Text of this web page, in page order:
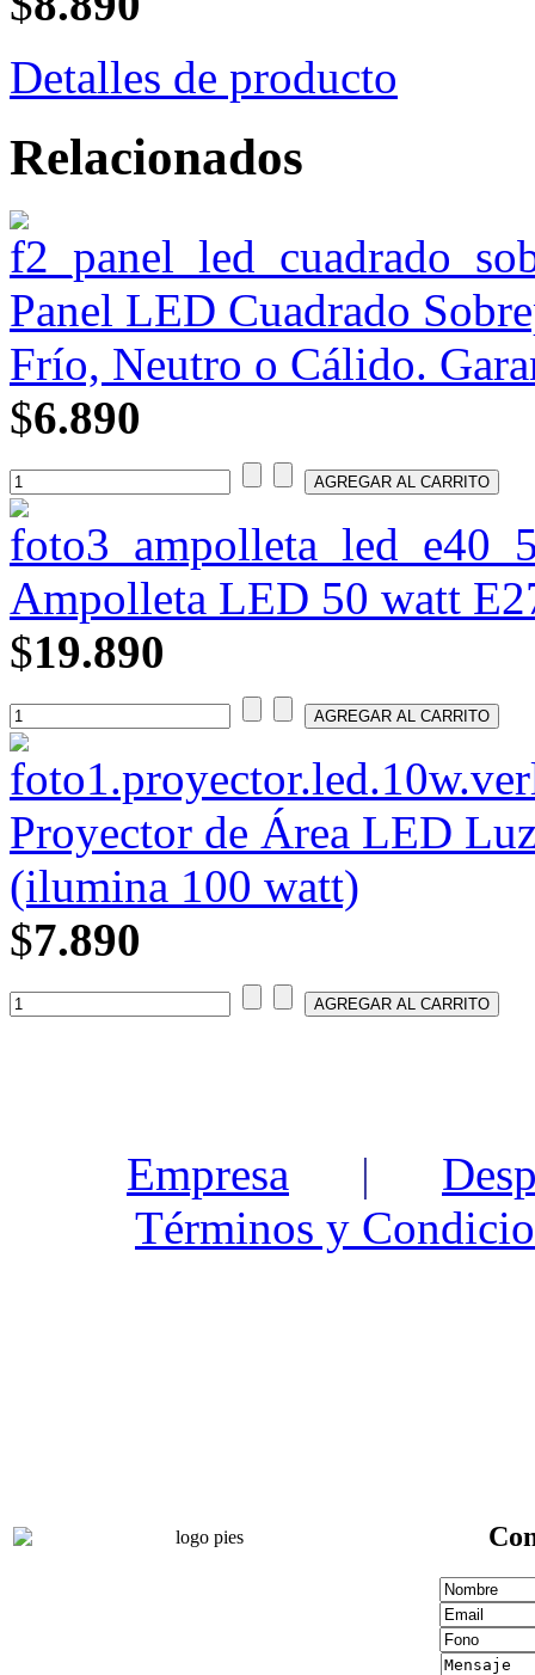
Detalles de producto
Relacionados
Panel LED Cuadrado
Frío, Neutro o Cálido.
$6.890
Ampolleta LED 50 watt
$19.890
Proyector de Área LED
(ilumina 100 watt)
$7.890
Empresa |
Términos y